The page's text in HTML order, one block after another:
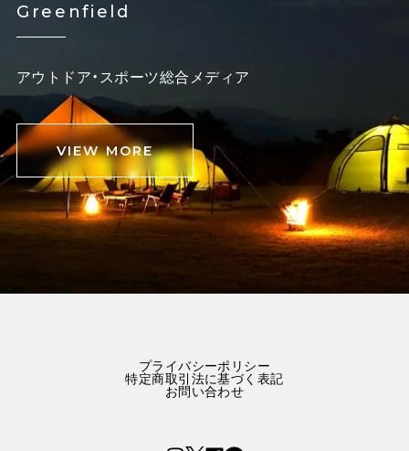
Greenfield
アウトドア・スポーツ総合メディア
VIEW MORE
プライバシーポリシー
特定商取引法に基づく表記
お問い合わせ